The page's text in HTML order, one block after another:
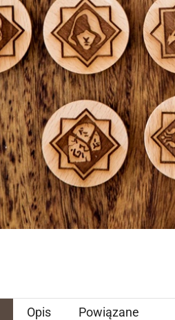
Opis Powiązane